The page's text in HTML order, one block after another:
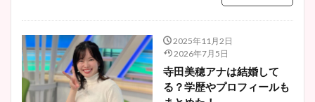
2025年11月2日
2026年7月5日
寺田美穂アナは結婚して
る？学歴やプロフィールも